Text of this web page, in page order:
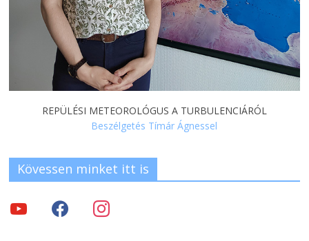
REPÜLÉSI METEOROLÓGUS A TURBULENCIÁRÓL
Beszélgetés Tímár Ágnessel
Kövessen minket itt is